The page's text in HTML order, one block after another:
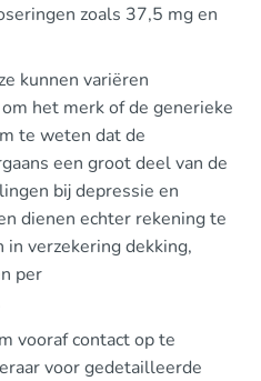
zoals 37,5 mg en
kunnen variëren
het merk of de generieke
te weten dat de
een groot deel van de
bij depressie en
dienen echter rekening te
verzekering dekking,
per
vooraf contact op te
voor gedetailleerde